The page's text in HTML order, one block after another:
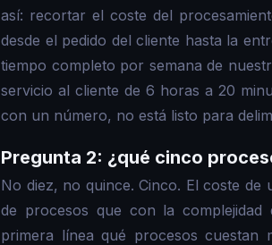
así: recortar el coste del
desde el pedido del cliente hasta la
tiempo completo por semana de
servicio al cliente de 6 horas a 20
con un número, no está listo para
Pregunta 2: ¿qué cinco
No diez, no quince. Cinco. El coste
de procesos que con la
primera línea qué procesos cuestan